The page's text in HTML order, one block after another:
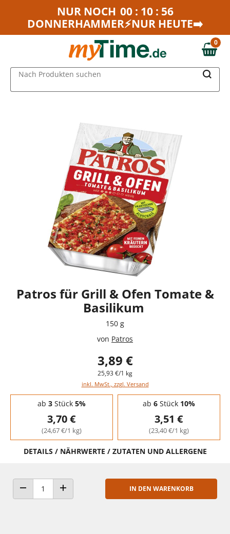
Zum Hauptinhalt springen
Zur Navigation springen
NUR NOCH 00 : 10 : 56
DONNERHAMMER⚡NUR HEUTE➡️
0,00 €
0
Nach Produkten suchen
Patros für Grill & Ofen Tomate &
Basilikum
150 g
von Patros
3,89 €
25,93 €/1 kg
inkl. MwSt., zzgl. Versand
Staffelpreise - Mengenrabatt
ab 3Stück 5%
3,70 €
(24,67 €/1 kg)
ab 6Stück 10%
3,51 €
(23,40 €/1 kg)
DETAILS / NÄHRWERTE / ZUTATEN UND ALLERGENE
ANZAHL VERRINGERNANZAHL ERHÖHEN
IN DEN WARENKORB